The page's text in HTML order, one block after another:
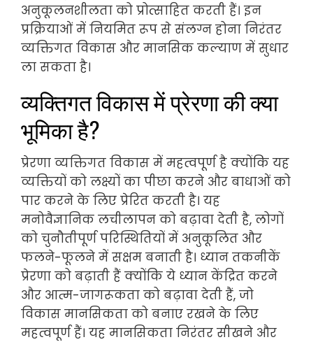
अनुकूलनशीलता को प्रोत्साहित करती हैं। इन
प्रक्रियाओं में नियमित रूप से संलग्न होना निरंतर
व्यक्तिगत विकास और मानसिक कल्याण में सुधार
ला सकता है।
व्यक्तिगत विकास में प्रेरणा की क्या
भूमिका है?
प्रेरणा व्यक्तिगत विकास में महत्वपूर्ण है क्योंकि यह
व्यक्तियों को लक्ष्यों का पीछा करने और बाधाओं को
पार करने के लिए प्रेरित करती है। यह
मनोवैज्ञानिक लचीलापन को बढ़ावा देती है, लोगों
को चुनौतीपूर्ण परिस्थितियों में अनुकूलित और
फलने-फूलने में सक्षम बनाती है। ध्यान तकनीकें
प्रेरणा को बढ़ाती हैं क्योंकि ये ध्यान केंद्रित करने
और आत्म-जागरूकता को बढ़ावा देती हैं, जो
विकास मानसिकता को बनाए रखने के लिए
महत्वपूर्ण हैं। यह मानसिकता निरंतर सीखने और